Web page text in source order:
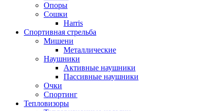
Опоры
Сошки
Harris
Спортивная стрельба
Мишени
Металлические
Наушники
Активные наушники
Пассивные наушники
Очки
Спортинг
Тепловизоры